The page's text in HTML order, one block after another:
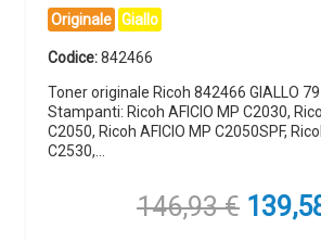
Originale Giallo
Codice:842466
Toner originale Ricoh 842466 GIALLO
Stampanti: Ricoh AFICIO MP C2030,
C2050, Ricoh AFICIO MP C2050SPF,
C2530,…
146,93€ Il